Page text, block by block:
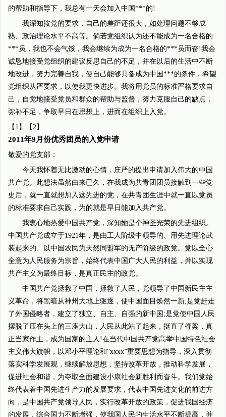
的帮助和指导下，我总有一天会加入中国***的!
我深知按党的要求，自己的差距还很大，如处理问题不够成
熟、政治理论水平不高等。倘若党组织认为还不能成为一名合格的
***员，我也不会气馁，我会继续为成为一名合格的***员而奋!我会
诚恳地接受党组织的建议反思自己的不足，并在以后的生活中不断
地改进，努力完善自我，使自己能够具备成为中国***的条件，希望
党组织从严要求，以使我更快进步。我将用党员的标准严格要求自
己，自觉地接受党员和群众的帮助与监督，努力克服自己的缺点，
弥补不足，争取早日在思想上，进而在组织上入党。
【1】【2】
2011年9月份优秀团员的入党申请
敬爱的党支部：
今天我怀着无比激动的心情，庄严的提出申请加入伟大的中国
共产党。此想法虽然由来已久，在我成为共青团团员接触到一些党
史后，就一直就想加入这先进的党，在共青团生涯中就一直以党员
的标准要求自己实践，为的就是早日能加入共产党。
我衷心地热爱中国共产党，深知她是个神圣光荣的先进组织。
中国共产党成立于1921年，是由工人阶级中领导的、用先进理论武
装起来的、以中国农民为天然同盟军的无产阶级的政党。党以全心
全意为人民服务为宗旨，始终代表中国广大人民的利益，并以实现
共产主义为最终目标，是真正民主的政党。
中国共产党拯救了中国，拯救了人民，党领导了中国新民主主
义革命，将黑暗从神州大地上驱逐，使中国面目焕然一新;是党赶走
了外国侵略者，建立了独立、自主、自强的新中国;是党使中国人民
摆脱了压在头上的三座大山，人民从此站了起来，挺直了脊梁，真
正当家作主，成为国家的主人!在当代中国共产党高举中国特色社会
主义伟大旗帜，以邓小平理论和“xxxx”重要思想为指导，深入贯彻
落实科学发展观，继续解放思想，坚持改革开放，推动科学发展，
促进社会和谐，为夺取全面建设小康社会新胜利而奋斗。我们党始
终代表着中国先进生产力的发展要求，代表中国先进文化的前进方
向，是中国共产党领导人民，实行改革开放的政策，促进我国经济
的发展，综合国力不断增强，使我国人民的生活水平不断提高，并